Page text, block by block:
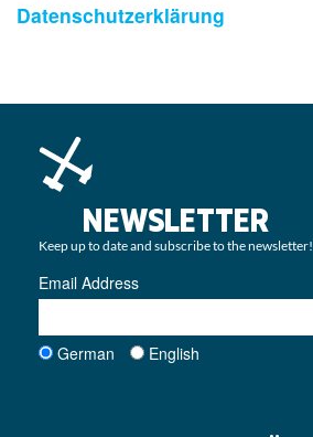
Datenschutzerklärung
NEWSLETTER
Keep up to date and subscribe to the newsletter!
Email Address
German English